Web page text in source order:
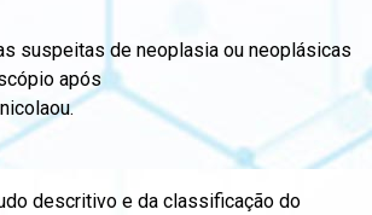
suspeitas de neoplasia ou neoplásicas
após
descritivo e da classificação do